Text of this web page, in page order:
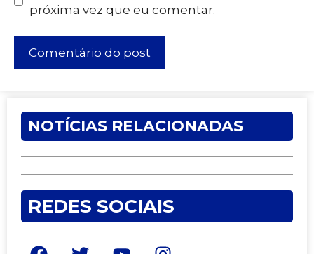
próxima vez que eu comentar.
NOTÍCIAS RELACIONADAS
REDES SOCIAIS